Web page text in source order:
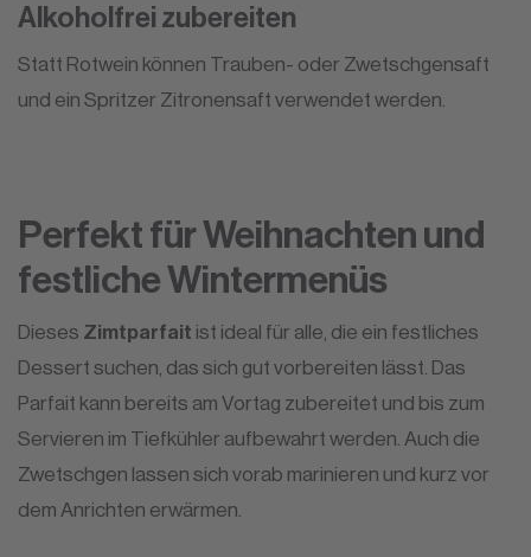
Alkoholfrei zubereiten
Statt Rotwein können Trauben- oder Zwetschgensaft
und ein Spritzer Zitronensaft verwendet werden.
Perfekt für Weihnachten und
festliche Wintermenüs
Dieses Zimtparfait ist ideal für alle, die ein festliches
Dessert suchen, das sich gut vorbereiten lässt. Das
Parfait kann bereits am Vortag zubereitet und bis zum
Servieren im Tiefkühler aufbewahrt werden. Auch die
Zwetschgen lassen sich vorab marinieren und kurz vor
dem Anrichten erwärmen.